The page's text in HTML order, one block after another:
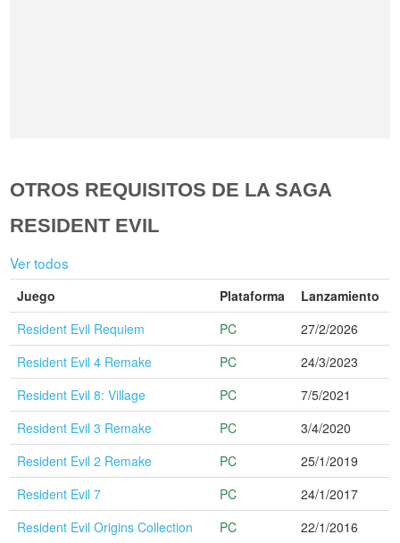
OTROS REQUISITOS DE LA SAGA
RESIDENT EVIL
Ver todos
Juego Plataforma
Lanzamiento
Resident Evil Requiem
PC
27/2/2026
Resident Evil 4 Remake
PC
24/3/2023
Resident Evil 8: Village
PC
7/5/2021
Resident Evil 3 Remake
PC
3/4/2020
Resident Evil 2 Remake
PC
25/1/2019
Resident Evil 7
PC
24/1/2017
Resident Evil Origins Collection
PC 22/1/2016